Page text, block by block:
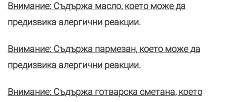
Внимание: Съдържа масло, което може да
предизвика алергични реакции.
Внимание: Съдържа пармезан, което може да
предизвика алергични реакции.
Внимание: Съдържа готварска сметана, което